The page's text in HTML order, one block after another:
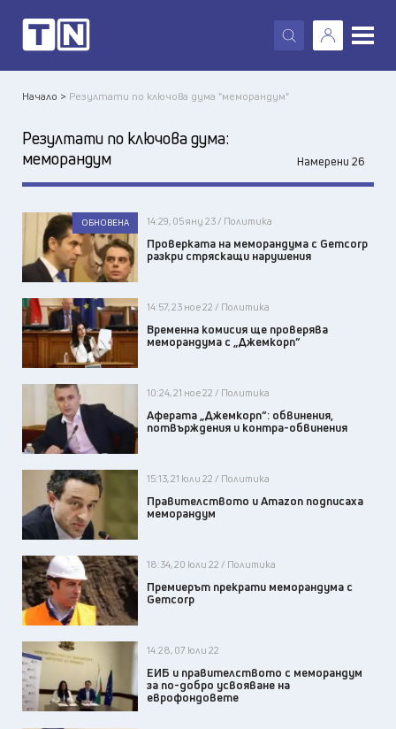
X
Начало > Резултати по ключова дума "меморандум"
Резултати по ключова дума:
меморандум
Намерени 26
ОБНОВЕНА 14:29, 05 яну 23 / Политика
Проверката на меморандума с Gemcorp
разкри стряскащи нарушения
14:57, 23 ное 22 / Политика
Временна комисия ще проверява
меморандума с „Джемкорп“
10:24, 21 ное 22 / Политика
Аферата „Джемкорп“: обвинения,
потвърждения и контра-обвинения
15:13, 21 юли 22 / Политика
Правителството и Amazon подписаха
меморандум
18:34, 20 юли 22 / Политика
Премиерът прекрати меморандума с
Gemcorp
14:28, 07 юли 22
ЕИБ и правителството с меморандум
за по-добро усвояване на
еврофондовете